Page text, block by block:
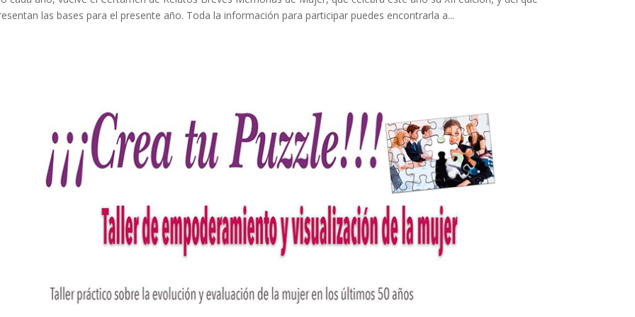
las bases para el presente año. Toda la información para participar puedes encontrarla a...